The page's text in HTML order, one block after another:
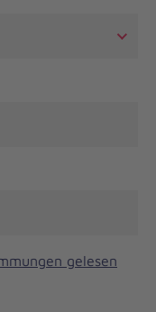
gelesen